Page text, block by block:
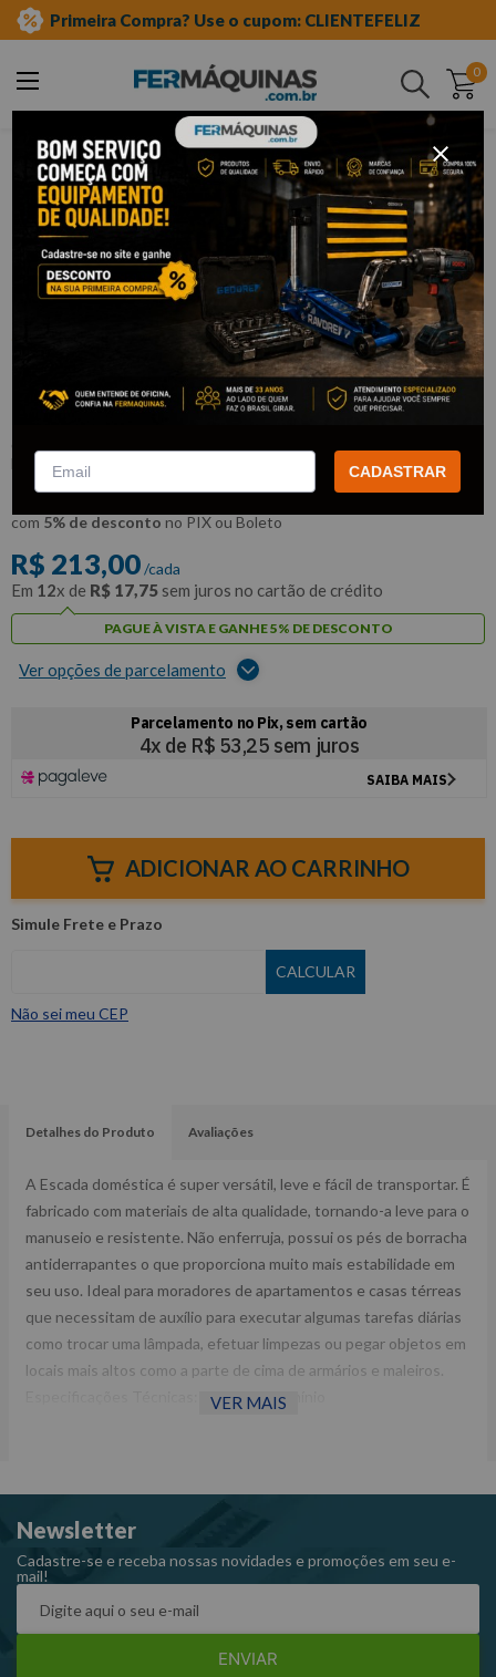
Primeira Compra? Use o cupom: CLIENTEFELIZ
0
Buscar
casa e construção escadas doméstica
Escada de Alumínio 6 Degraus
Doméstica - R06 REAL ESCADAS
REAL ESCADAS
R$202,35
com 5% de desconto no PIX ou Boleto
R$ 213,00/cada
Em 12x de R$ 17,75 sem juros no cartão de crédito
PAGUE À VISTA E GANHE 5% DE DESCONTO
Ver opções de parcelamento
ADICIONAR AO CARRINHO
Não sei meu CEP
Detalhes do Produto Avaliações
A Escada doméstica é super versátil, leve e fácil de transportar. É
fabricado com materiais de alta qualidade, tornando-a leve para o
manuseio e resistente. Não enferruja, possui os pés de borracha
antiderrapantes o que proporciona muito mais estabilidade em
seu uso. Ideal para moradores de apartamentos e casas térreas
que necessitam de auxílio para executar algumas tarefas diárias
como trocar uma lâmpada, efetuar limpezas ou pegar objetos em
locais mais altos como a parte de cima de armários e maleiros.
Especificações Técnicas: Material: Alumínio
490x100x1790 Peso: 3,75Kg Ref: R06
Garantia: 1 ano Fabricante: REAL ESCADAS -Imagens
meramente ilustrativas -Todas as informações divulgadas são de
responsabilidade do Fabricante/Fornecedor.
VER MAIS
Newsletter
Cadastre-se e receba nossas novidades e promoções em seu e-
mail!
ENVIAR
CADASTRAR